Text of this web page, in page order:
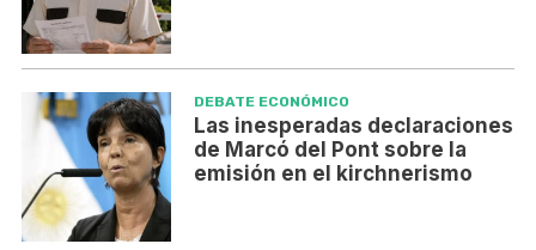
DEBATE ECONÓMICO
Las inesperadas declaraciones
de Marcó del Pont sobre la
emisión en el kirchnerismo